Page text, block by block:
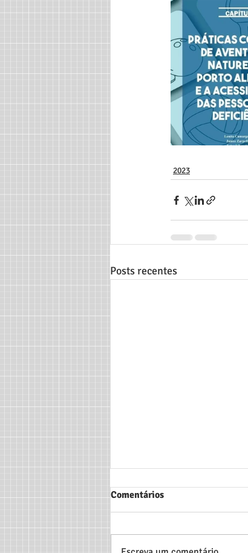
2023
Posts recentes
Comentários